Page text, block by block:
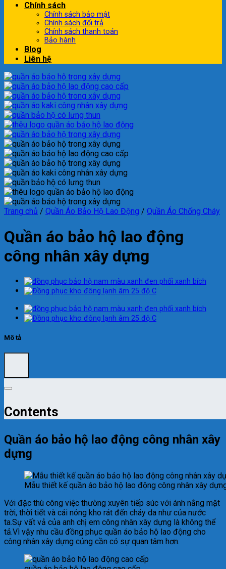
Chính sách
Chính sách bảo mật
Chính sách đổi trả
Chính sách thanh toán
Bảo hành
Blog
Liên hệ
Trang chủ / Quần Áo Bảo Hộ Lao Động / Quần Áo Chống Cháy
Quần áo bảo hộ lao động
công nhân xây dựng
Mô tả
Contents
Quần áo bảo hộ lao động công nhân xây
dựng
Mẫu thiết kế quần áo bảo hộ lao động công nhân xây
Với đặc thù công việc thường xuyên tiếp súc với ánh nắng mặt
trời, thời tiết và cái nóng kho rát đến cháy da như của nước
ta.Sự vất vả của anh chị em công nhân xây dựng là không thể
tả.Vì vậy nhu cầu đồng phục quần áo bảo hộ lao động cho
công nhân xây dựng củng cần có sự quan tâm hơn.